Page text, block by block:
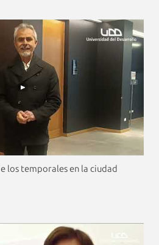
los temporales en la ciudad